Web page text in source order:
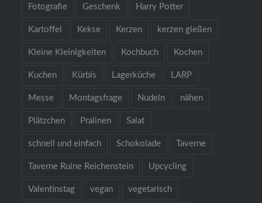
Fotografie Geschenk Harry Potter
Kartoffel Kekse Kerzen kerzen gießen
Kleine Kleinigkeiten Kochbuch Kochen
Kuchen Kürbis Lagerküche LARP
Messe Montagsfrage Nudeln nähen
Plätzchen Pralinen Salat
schnell und einfach Schokolade Taverne
Taverne Ruine Reichenstein Upcycling
Valentinstag vegan vegetarisch